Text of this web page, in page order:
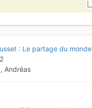
: Le partage du monde
, Andréas